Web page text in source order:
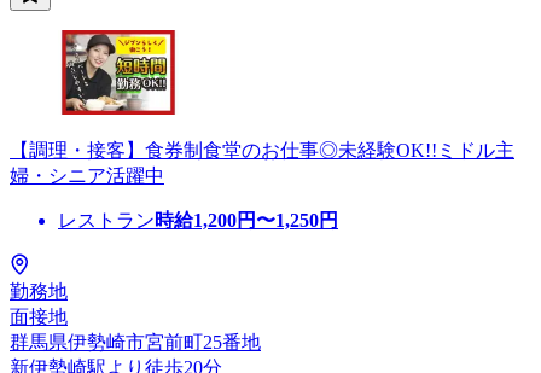
【調理・接客】食券制食堂のお仕事◎未経験OK!!ミドル主
婦・シニア活躍中
レストラン時給1,200円〜1,250円
勤務地
面接地
群馬県伊勢崎市宮前町25番地
新伊勢崎駅より徒歩20分